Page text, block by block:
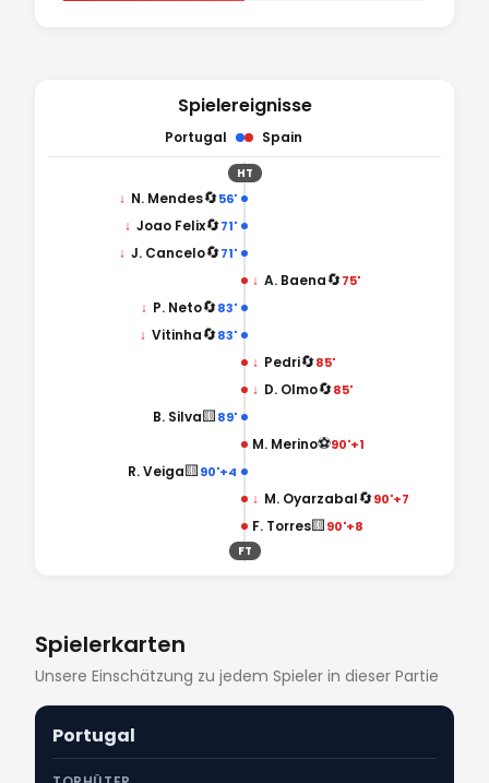
Spielereignisse
Portugal Spain
HT
56'
🔄
↓ N. Mendes
71'
🔄
↓ Joao Felix
71'
🔄
↓ J. Cancelo
↓ A. Baena🔄75'
83'
🔄
↓ P. Neto
83'
🔄
↓ Vitinha
↓ Pedri🔄85'
↓ D. Olmo🔄85'
89'
🟨
B. Silva
M. Merino⚽90'+1
90'+4
🟨
R. Veiga
↓ M. Oyarzabal🔄90'+7
F. Torres🟨90'+8
FT
Spielerkarten
Unsere Einschätzung zu jedem Spieler in dieser Partie
Portugal